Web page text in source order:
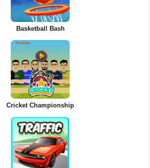
Basketball Bash
Cricket Championship